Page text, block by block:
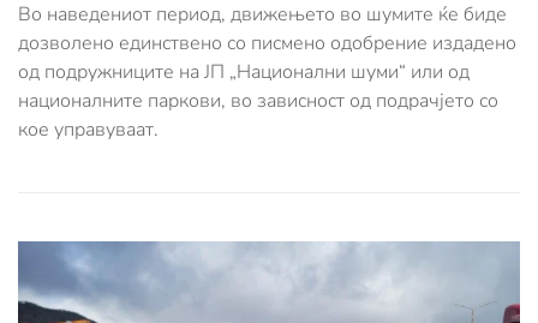
Во наведениот период, движењето во шумите ќе биде
дозволено единствено со писмено одобрение издадено
од подружниците на ЈП „Национални шуми“ или од
националните паркови, во зависност од подрачјето со
кое управуваат.